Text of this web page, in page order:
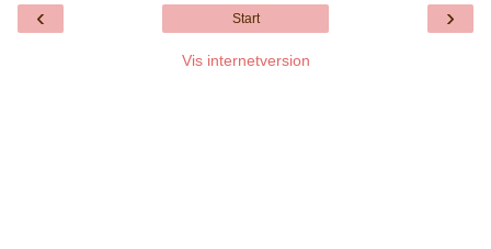
‹ ›
Start
Vis internetversion